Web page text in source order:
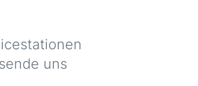
uns